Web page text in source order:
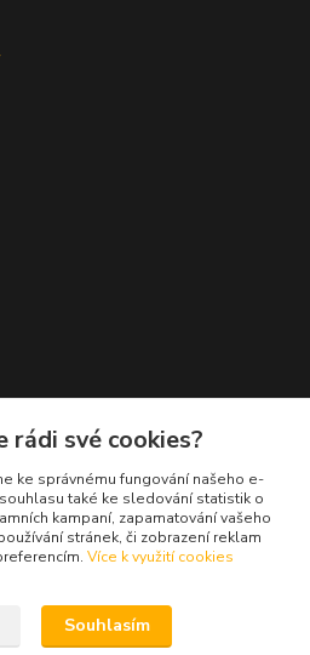
sběr cookies.
rádi své cookies?
ke správnému fungování našeho e-
také ke sledování statistik o
kampaní, zapamatování vašeho
stránek, či zobrazení reklam
Více k využití cookies
Souhlasím